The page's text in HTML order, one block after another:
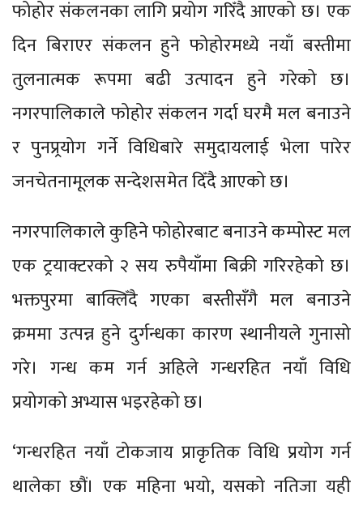
फोहोर संकलनका लागि प्रयोग गरिँदै आएको छ। एक
दिन बिराएर संकलन हुने फोहोरमध्ये नयाँ बस्तीमा
तुलनात्मक रूपमा बढी उत्पादन हुने गरेको छ।
नगरपालिकाले फोहोर संकलन गर्दा घरमै मल बनाउने
र पुनप्र्रयोग गर्ने विधिबारे समुदायलाई भेला पारेर
जनचेतनामूलक सन्देशसमेत दिँदै आएको छ।
नगरपालिकाले कुहिने फोहोरबाट बनाउने कम्पोस्ट मल
एक ट्रयाक्टरको २ सय रुपैयाँमा बिक्री गरिरहेको छ।
भक्तपुरमा बाक्लिँदै गएका बस्तीसँगै मल बनाउने
क्रममा उत्पन्न हुने दुर्गन्धका कारण स्थानीयले गुनासो
गरे। गन्ध कम गर्न अहिले गन्धरहित नयाँ विधि
प्रयोगको अभ्यास भइरहेको छ।
‘गन्धरहित नयाँ टोकजाय प्राकृतिक विधि प्रयोग गर्न
थालेका छौं। एक महिना भयो, यसको नतिजा यही